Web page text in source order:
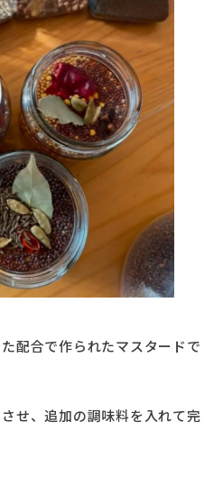
配合で作られたマスタードで
せ、追加の調味料を入れて完